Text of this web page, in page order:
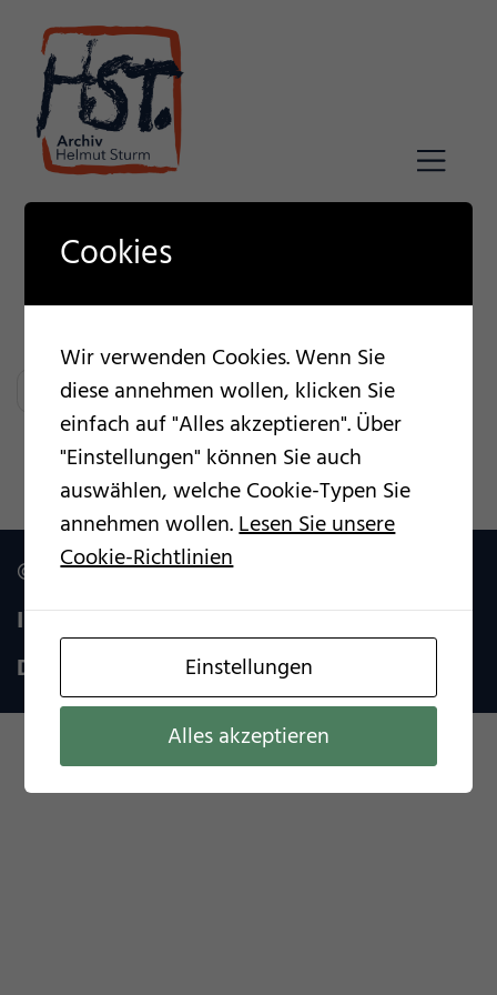
content
1960
Archiv Helmut Sturm, München
Beitragsnavigation
1957 1961
© Archiv Helmut Sturm 2020
Impressum
Datenschutzerklärung
Cookies
Wir verwenden Cookies. Wenn Sie
diese annehmen wollen, klicken Sie
einfach auf "Alles akzeptieren". Über
"Einstellungen" können Sie auch
auswählen, welche Cookie-Typen Sie
annehmen wollen.Lesen Sie unsere
Cookie-Richtlinien
Einstellungen
Alles akzeptieren